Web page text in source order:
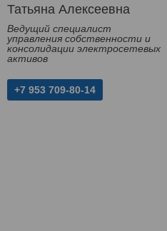
Татьяна Алексеевна
Ведущий специалист
управления собственности и
консолидации электросетевых
активов
+7 953 709-80-14